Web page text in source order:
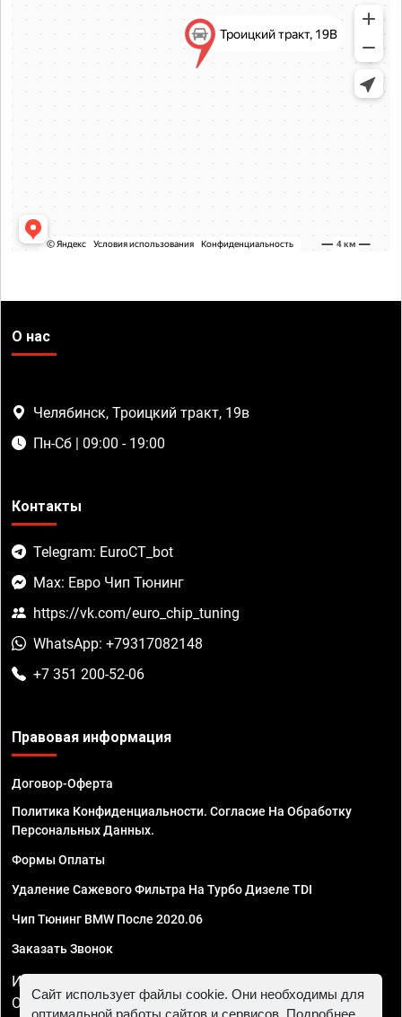
О нас
Челябинск, Троицкий тракт, 19в
Пн-Сб | 09:00 - 19:00
Контакты
Telegram: EuroCT_bot
Max: Евро Чип Тюнинг
https://vk.com/euro_chip_tuning
WhatsApp: +79317082148
+7 351 200-52-06
Правовая информация
Договор-Оферта
Политика Конфиденциальности. Согласие На Обработку
Персональных Данных.
Формы Оплаты
Удаление Сажевого Фильтра На Турбо Дизеле TDI
Чип Тюнинг BMW После 2020.06
Заказать Звонок
ИП Смирнов Георгий Павлович. ИНН 781302555843,
ОГРНИП 324470400032610
Сайт использует файлы cookie. Они необходимы для
оптимальной работы сайтов и сервисов. Подробнее